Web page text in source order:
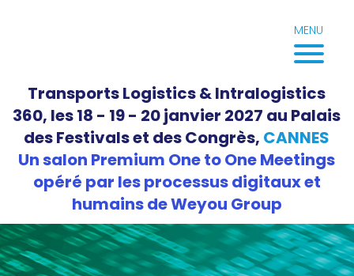
Transports Logistics & Intralogistics
360, les 18 - 19 - 20 janvier 2027 au Palais
des Festivals et des Congrès, CANNES
Un salon Premium One to One Meetings
opéré par les processus digitaux et
humains de Weyou Group
MENU